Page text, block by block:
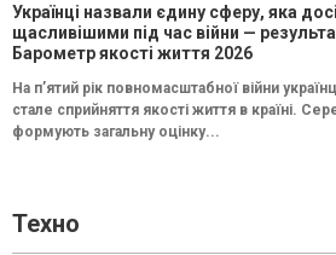
Українці назвали єдину сферу, яка
щасливішими під час війни —
Барометр якості життя 2026
На п’ятий рік повномасштабної війни
стале сприйняття якості життя в країні.
формують загальну оцінку...
Техно